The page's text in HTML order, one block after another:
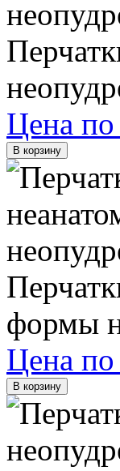
Цена по
В корзину
формы
Цена по
В корзину